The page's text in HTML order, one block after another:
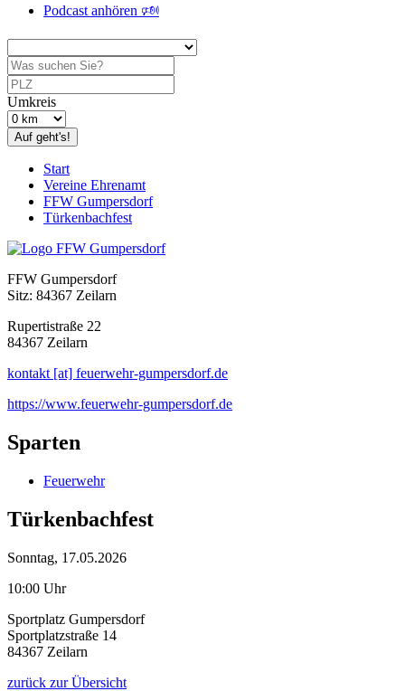
Podcast anhören 🕬
Umkreis
Auf geht's!
Start
Vereine Ehrenamt
FFW Gumpersdorf
Türkenbachfest
FFW Gumpersdorf
Sitz: 84367 Zeilarn
Rupertistraße 22
84367 Zeilarn
kontakt [at] feuerwehr-gumpersdorf.de
https://www.feuerwehr-gumpersdorf.de
Sparten
Feuerwehr
Türkenbachfest
Sonntag, 17.05.2026
10:00 Uhr
Sportplatz Gumpersdorf
Sportplatzstraße 14
84367 Zeilarn
zurück zur Übersicht